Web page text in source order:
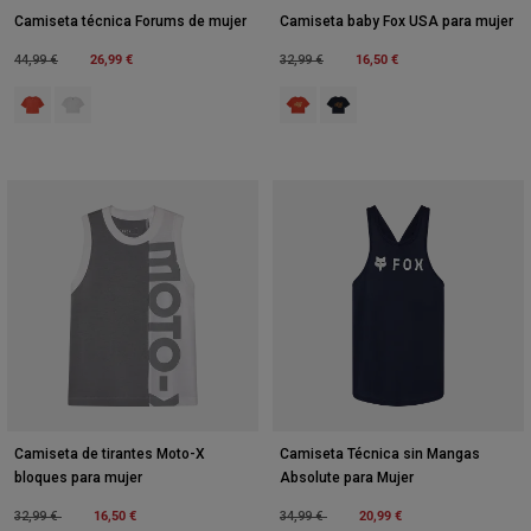
Camiseta técnica Forums de mujer
Price reduced from
44,99 €to 26,99 €
Product swatch type of Rosa salmón.
Product swatch type of Blanco.
Camiseta baby Fox USA para mujer
Price reduced from
32,99 €to 16,50 €
Product swatch type of Naranja
Product swatch type of
Camiseta de tirantes Moto-X
bloques para mujer
Price reduced from
32,99 €to 16,50 €
Camiseta Técnica sin Mangas
Absolute para Mujer
Price reduced from
34,99 €to 20,99 €